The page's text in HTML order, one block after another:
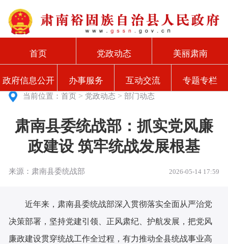
首页 党政动态 美丽肃南
政府信息公开 办事服务 互动交流 专题专栏
当前位置：首页 > 党政动态 >部门动态
肃南县委统战部：抓实党风廉
政建设 筑牢统战发展根基
来源：肃南县委统战部 2026-05-14 17:59
近年来，肃南县委统战部深入贯彻落实全面从严治党
决策部署，坚持党建引领、正风肃纪、护航发展，把党风
廉政建设贯穿统战工作全过程，有力推动全县统战事业高